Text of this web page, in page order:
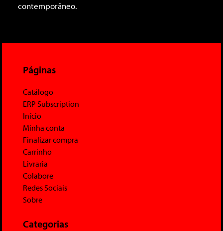
contemporâneo.
Páginas
Catálogo
ERP Subscription
Início
Minha conta
Finalizar compra
Carrinho
Livraria
Colabore
Redes Sociais
Sobre
Categorias